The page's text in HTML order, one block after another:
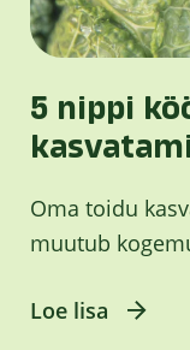
5 nippi
Oma toidu
muutub
Loe lisa